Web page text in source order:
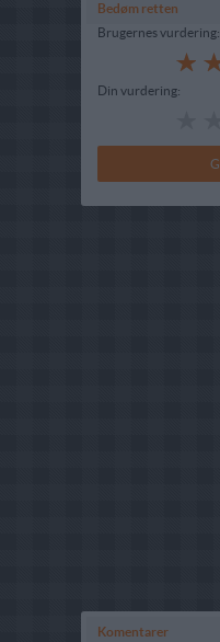
Bedøm retten
Brugernes vurdering:
Din vurdering:
Komentarer